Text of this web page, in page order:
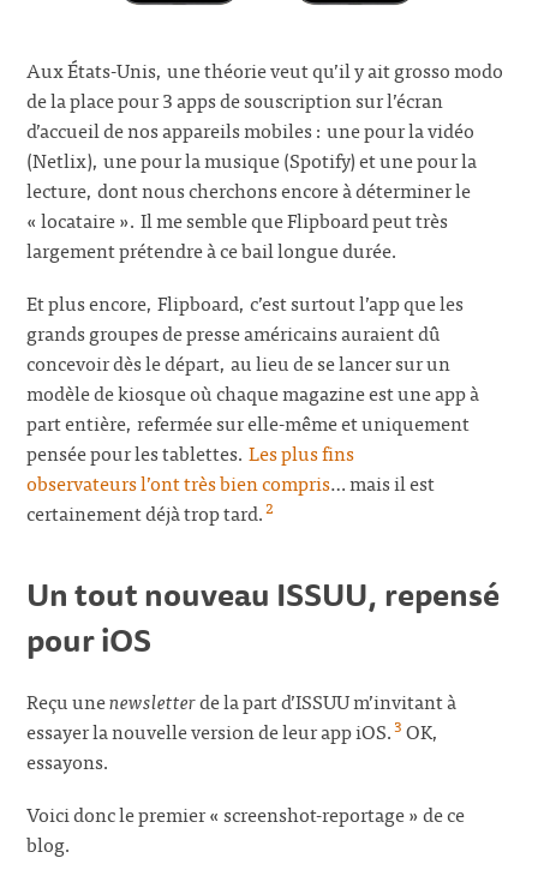
Aux États-Unis, une théorie veut qu’il y ait grosso modo
de la place pour 3 apps de souscription sur l’écran
d’accueil de nos appareils mobiles : une pour la vidéo
(Netlix), une pour la musique (Spotify) et une pour la
lecture, dont nous cherchons encore à déterminer le
« locataire ». Il me semble que Flipboard peut très
largement prétendre à ce bail longue durée.
Et plus encore, Flipboard, c’est surtout l’app que les
grands groupes de presse américains auraient dû
concevoir dès le départ, au lieu de se lancer sur un
modèle de kiosque où chaque magazine est une app à
part entière, refermée sur elle-même et uniquement
pensée pour les tablettes.Les plus fins
observateurs l’ont très bien compris… mais il est
certainement déjà trop tard.2
Un tout nouveau ISSUU, repensé
pour iOS
Reçu unenewsletterde la part d’ISSUU m’invitant à
essayer la nouvelle version de leur app iOS.3 OK,
essayons.
Voici donc le premier « screenshot-reportage » de ce
blog.